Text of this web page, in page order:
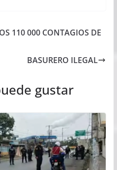
110 000 CONTAGIOS DE
BASURERO ILEGAL
gustar